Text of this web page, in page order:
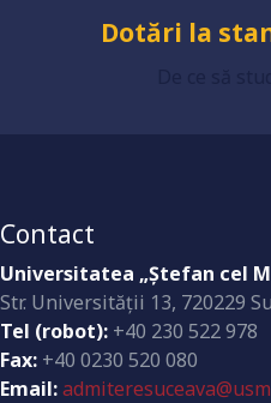
Dotări la
Contact
Universitatea „Ştefan cel
Str. Universităţii 13, 720229
Tel (robot): +40 230 522 978
Fax: +40 0230 520 080
Email: